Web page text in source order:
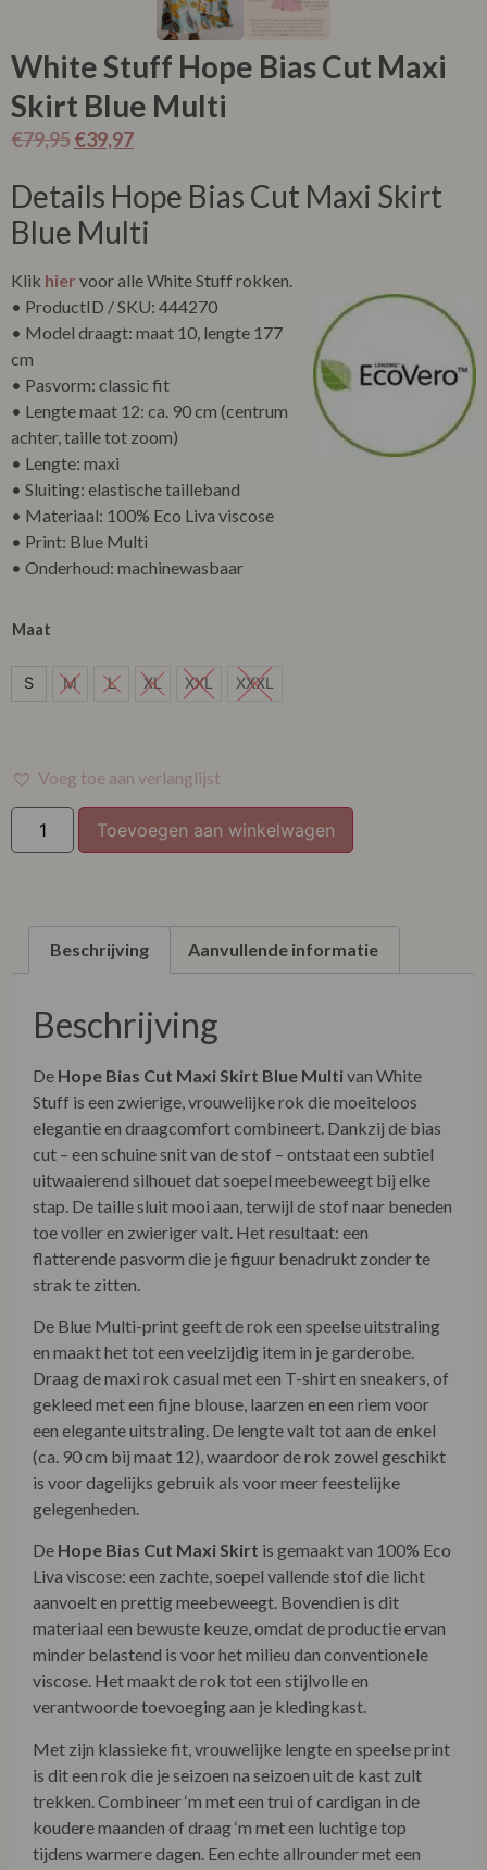
White Stuff Hope Bias Cut Maxi
Skirt Blue Multi
€79,95€39,97
Details Hope Bias Cut Maxi Skirt
Blue Multi
Klik hier voor alle White Stuff rokken.
• ProductID / SKU: 444270
• Model draagt: maat 10, lengte 177
cm
• Pasvorm: classic fit
• Lengte maat 12: ca. 90 cm (centrum
achter, taille tot zoom)
• Lengte: maxi
• Sluiting: elastische tailleband
• Materiaal: 100% Eco Liva viscose
• Print: Blue Multi
• Onderhoud: machinewasbaar
Maat
S
S M L XL XXL XXXL
Voeg toe aan verlanglijst
Toevoegen aan winkelwagen
Beschrijving Aanvullende informatie
Beschrijving
De Hope Bias Cut Maxi Skirt Blue Multivan White
Stuff is een zwierige, vrouwelijke rok die moeiteloos
elegantie en draagcomfort combineert. Dankzij de bias
cut – een schuine snit van de stof – ontstaat een subtiel
uitwaaierend silhouet dat soepel meebeweegt bij elke
stap. De taille sluit mooi aan, terwijl de stof naar beneden
toe voller en zwieriger valt. Het resultaat: een
flatterende pasvorm die je figuur benadrukt zonder te
strak te zitten.
De Blue Multi-print geeft de rok een speelse uitstraling
en maakt het tot een veelzijdig item in je garderobe.
Draag de maxi rok casual met een T-shirt en sneakers, of
gekleed met een fijne blouse, laarzen en een riem voor
een elegante uitstraling. De lengte valt tot aan de enkel
(ca. 90 cm bij maat 12), waardoor de rok zowel geschikt
is voor dagelijks gebruik als voor meer feestelijke
gelegenheden.
De Hope Bias Cut Maxi Skirt is gemaakt van 100% Eco
Liva viscose: een zachte, soepel vallende stof die licht
aanvoelt en prettig meebeweegt. Bovendien is dit
materiaal een bewuste keuze, omdat de productie ervan
minder belastend is voor het milieu dan conventionele
viscose. Het maakt de rok tot een stijlvolle en
verantwoorde toevoeging aan je kledingkast.
Met zijn klassieke fit, vrouwelijke lengte en speelse print
is dit een rok die je seizoen na seizoen uit de kast zult
trekken. Combineer ‘m met een trui of cardigan in de
koudere maanden of draag ‘m met een luchtige top
tijdens warmere dagen. Een echte allrounder met een